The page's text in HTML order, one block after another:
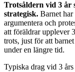
Trotsåldern vid 3 år
strategisk. Barnet har
argumentera och
att föräldrar upplever
trots, just för att
under en längre tid.
Typiska drag vid 3 års